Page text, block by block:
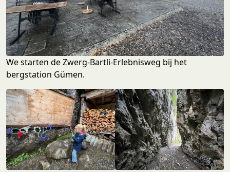
We starten de Zwerg-Bartli-Erlebnisweg bij het
bergstation Gümen.